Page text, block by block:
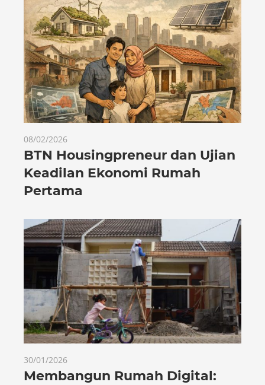
08/02/2026
BTN Housingpreneur dan Ujian
Keadilan Ekonomi Rumah
Pertama
30/01/2026
Membangun Rumah Digital: